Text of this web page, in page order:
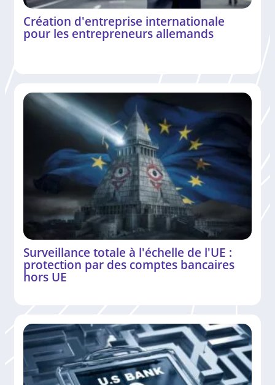
Création d'entreprise internationale
pour les entrepreneurs allemands
Surveillance totale à l'échelle de l'UE :
protection par des comptes bancaires
hors UE